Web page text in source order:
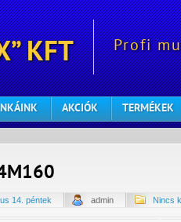
KFT Profi
AKCIÓK TERMÉKEK
14. péntek admin Nincs